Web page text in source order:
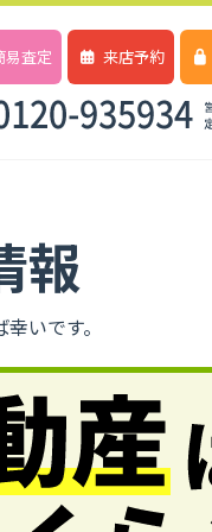
易査定 来店予約
報
いです。